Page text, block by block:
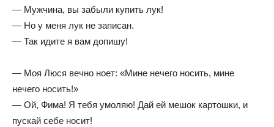
— Мужчина, вы забыли купить лук!
— Но у меня лук не записан.
— Так идите я вам допишу!
— Моя Люся вечно ноет: «Мине нечего носить, мине
нечего носить!»
— Ой, Фима! Я тебя умоляю! Дай ей мешок картошки, и
пускай себе носит!